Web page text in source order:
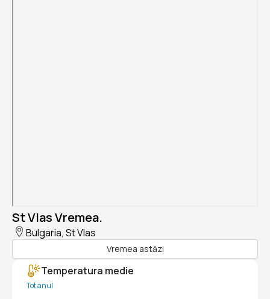
St Vlas Vremea.
Bulgaria, St Vlas
Vremea astăzi
Temperatura medie
Tot anul